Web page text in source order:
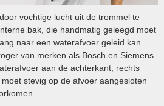
vochtige lucht uit de trommel te
bak, die handmatig geleegd moet
naar een waterafvoer geleid kan
van merken als Bosch en Siemens
aan de achterkant, rechts
stevig op de afvoer aangesloten